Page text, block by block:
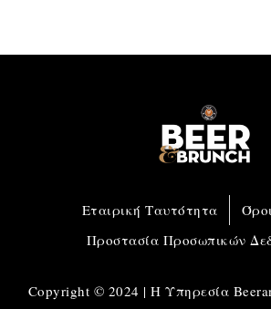
Εταιρική Ταυτότητα
Προστασία Προσωπικών
Copyright © 2024 | Η Υπηρεσία